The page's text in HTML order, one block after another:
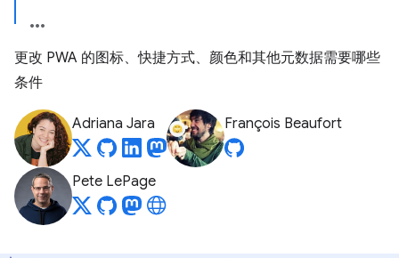
更改 PWA 的图标、快捷方式、颜色和其他元数据需要哪些
条件
Adriana Jara François Beaufort
Pete LePage